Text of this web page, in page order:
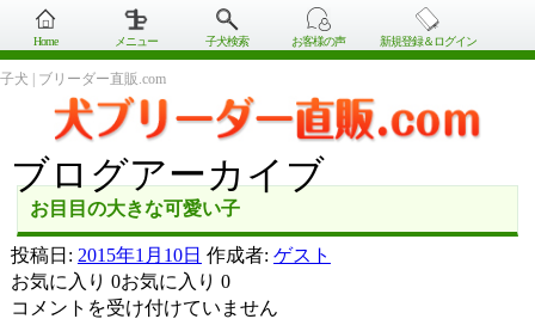
Home メニュー 子犬検索 お客様の声 新規登録＆ログイン
子犬 | ブリーダー直販.com
ブログアーカイブ
お目目の大きな可愛い子
投稿日: 2015年1月10日 作成者: ゲスト
お気に入り 0お気に入り 0
お
コメントを受け付けていません